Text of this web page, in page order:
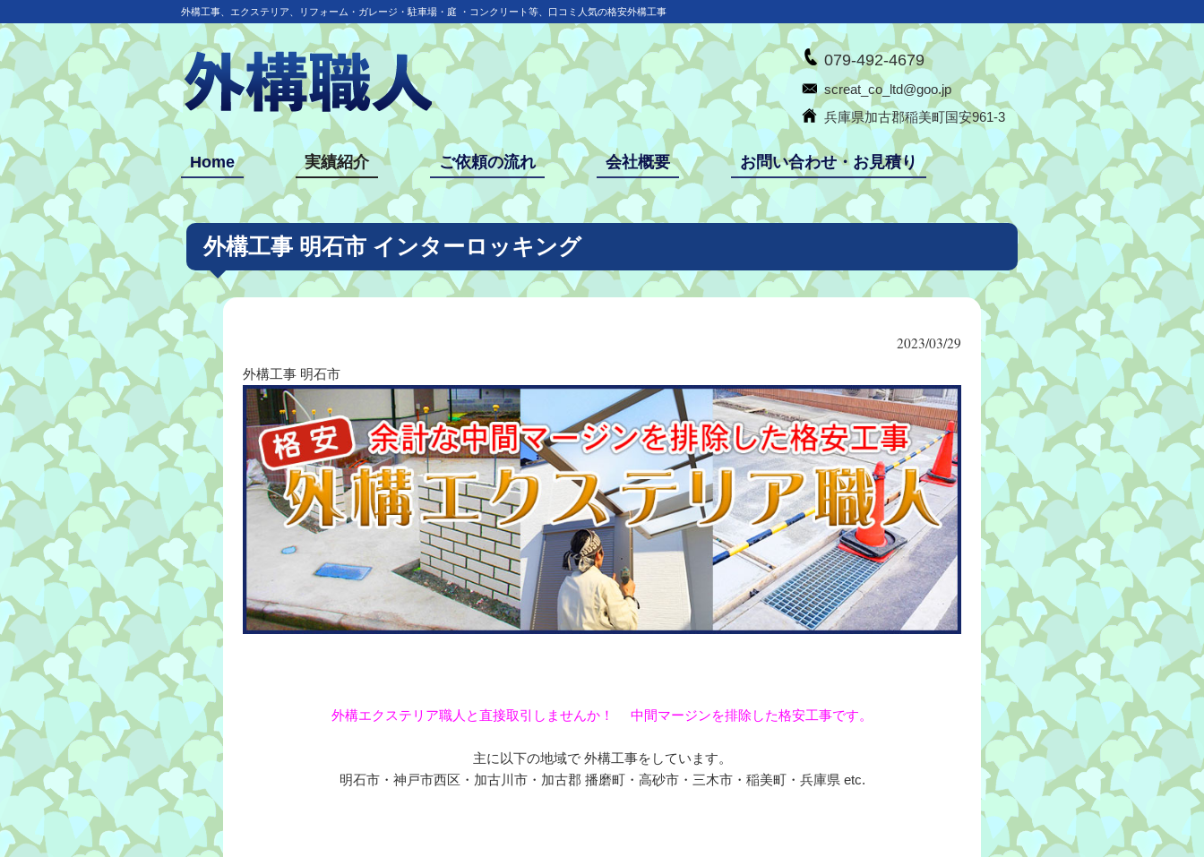
外構工事、エクステリア、リフォーム・ガレージ・駐車場・庭 ・コンクリート等、口コミ人気の格安外構工事
079-492-4679
screat_co_ltd@goo.jp
兵庫県加古郡稲美町国安961-3
Home 実績紹介 ご依頼の流れ 会社概要 お問い合わせ・お見積り
外構工事 明石市 インターロッキング
2023/03/29
外構工事 明石市
外構エクステリア職人と直接取引しませんか！ 中間マージンを排除した格安工事です。
主に以下の地域で 外構工事をしています。
明石市・神戸市西区・加古川市・加古郡 播磨町・高砂市・三木市・稲美町・兵庫県 etc.